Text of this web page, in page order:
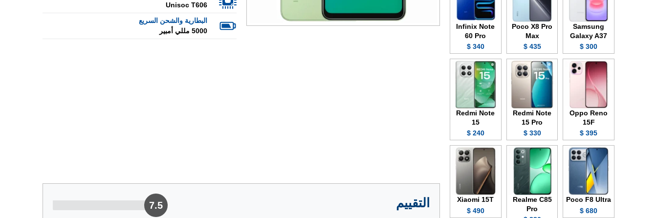
Unisoc T606
البطارية والشحن السريع
5000 مللي أمبير
التقييم 7.5
Samsung
Galaxy A37
300 $
Poco X8 Pro
Max
435 $
Infinix Note
60 Pro
340 $
Oppo Reno
15F
395 $
Redmi Note
15 Pro
330 $
Redmi Note
15
240 $
Poco F8 Ultra
680 $
Realme C85
Pro
Xiaomi 15T
490 $